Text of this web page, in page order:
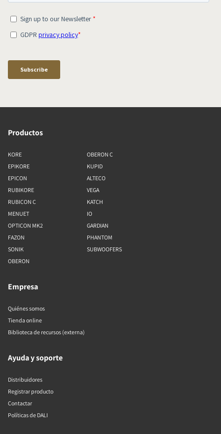
Productos
KORE
EPIKORE
EPICON
RUBIKORE
RUBICON C
MENUET
OPTICON MK2
FAZON
SONIK
OBERON
OBERON C
KUPID
ALTECO
VEGA
KATCH
IO
GARDIAN
PHANTOM
SUBWOOFERS
Empresa
Quiénes somos
Tienda online
Biblioteca de recursos (externa)
Ayuda y soporte
Distribuidores
Registrar producto
Contactar
Políticas de DALI